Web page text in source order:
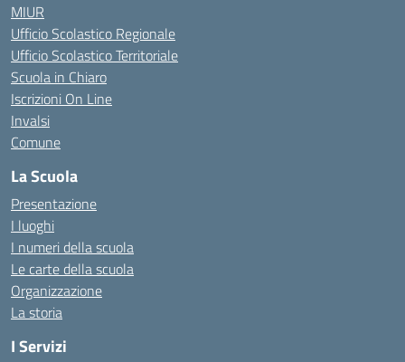
MIUR
Ufficio Scolastico Regionale
Ufficio Scolastico Territoriale
Scuola in Chiaro
Iscrizioni On Line
Invalsi
Comune
La Scuola
Presentazione
I luoghi
I numeri della scuola
Le carte della scuola
Organizzazione
La storia
I Servizi